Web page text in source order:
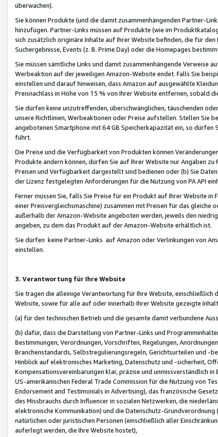
überwachen).
Sie können Produkte (und die damit zusammenhängenden Partner-
hinzufügen. Partner-Links müssen auf Produkte (wie im
sich zusätzlich originäre Inhalte auf Ihrer Website befinden, die für
Suchergebnisse, Events (z. B. Prime Day) oder die Homepages
Sie müssen sämtliche Links und damit zusammenhängende
Werbeaktion auf der jeweiligen Amazon-Website endet. Falls Sie
einstellen und darauf hinweisen, dass Amazon auf ausgewählte
Preisnachlass in Höhe von 15 % von Ihrer Website entfernen, sobald
Sie dürfen keine unzutreffenden, überschwänglichen, täuschenden
unsere Richtlinien, Werbeaktionen oder Preise aufstellen. Stellen Sie
angebotenen Smartphone mit 64 GB Speicherkapazität ein, so dürfen
führt.
Die Preise und die Verfügbarkeit von Produkten können
Produkte ändern können, dürfen Sie auf Ihrer Website nur Angaben
Preisen und Verfügbarkeit dargestellt sind bedienen oder (b) Sie
der Lizenz festgelegten Anforderungen für die Nutzung von PA API
Ferner müssen Sie, falls Sie Preise für ein Produkt auf Ihrer Website
einer Preisvergleichsmaschine) zusammen mit Preisen für das
außerhalb der Amazon-Website angeboten werden, jeweils den
angeben, zu dem das Produkt auf der Amazon-Website erhältlich ist.
Sie dürfen keine Partner-Links auf Amazon oder Verlinkungen von
einstellen.
3. Verantwortung für Ihre Website
Sie tragen die alleinige Verantwortung für Ihre Website,
Website, sowie für alle auf oder innerhalb Ihrer Website gezeigte
(a) für den technischen Betrieb und die gesamte damit verbundene
(b) dafür, dass die Darstellung von Partner-Links und
Bestimmungen, Verordnungen, Vorschriften, Regelungen,
Branchenstandards, Selbstregulierungsregeln, Gerichtsurteilen und -
Hinblick auf elektronisches Marketing, Datenschutz und -sicherheit,
Kompensationsvereinbarungen klar, präzise und unmissverständlich
US-amerikanischen Federal Trade Commission für die Nutzung von
Endorsement and Testimonials in Advertising), das französische
des Missbrauchs durch Influencer in sozialen Netzwerken, die
elektronische Kommunikation) und die Datenschutz-
natürlichen oder juristischen Personen (einschließlich aller
auferlegt werden, die Ihre Website hostet),